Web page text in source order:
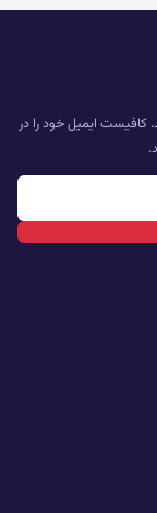
کافیست ایمیل خود را در